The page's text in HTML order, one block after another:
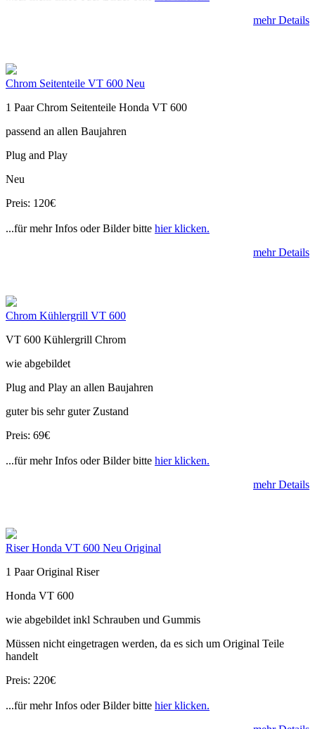
mehr Details
Chrom Seitenteile VT 600 Neu
1 Paar Chrom Seitenteile Honda VT 600
passend an allen Baujahren
Plug and Play
Neu
Preis: 120€
...für mehr Infos oder Bilder bitte hier klicken.
mehr Details
Chrom Kühlergrill VT 600
VT 600 Kühlergrill Chrom
wie abgebildet
Plug and Play an allen Baujahren
guter bis sehr guter Zustand
Preis: 69€
...für mehr Infos oder Bilder bitte hier klicken.
mehr Details
Riser Honda VT 600 Neu Original
1 Paar Original Riser
Honda VT 600
wie abgebildet inkl Schrauben und Gummis
Müssen nicht eingetragen werden, da es sich um Original Teile
handelt
Preis: 220€
...für mehr Infos oder Bilder bitte hier klicken.